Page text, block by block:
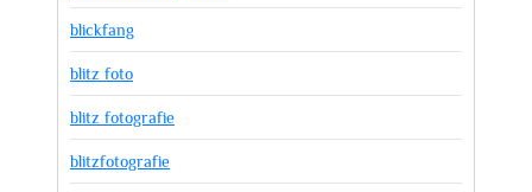
blickfang
blitz foto
blitz fotografie
blitzfotografie